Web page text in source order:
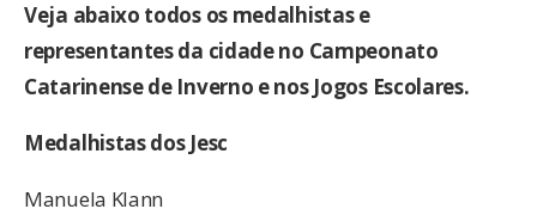
Veja abaixo todos os medalhistas e
representantes da cidade no Campeonato
Catarinense de Inverno e nos Jogos Escolares.
Medalhistas dos Jesc
Manuela Klann